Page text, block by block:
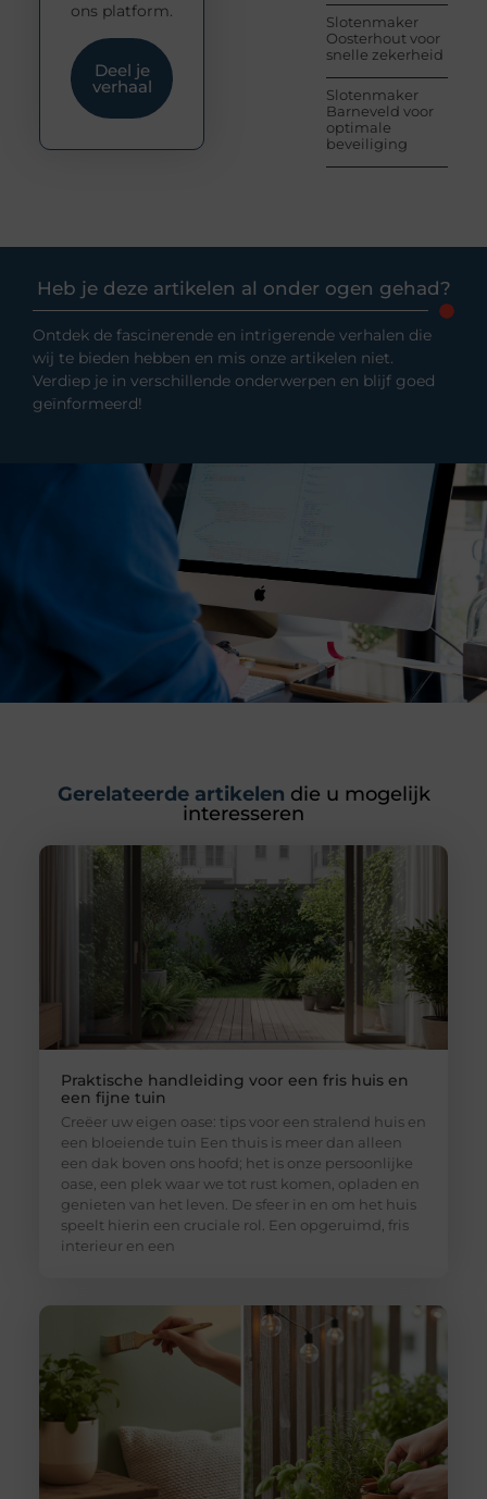
Slotenmaker
Oosterhout voor
snelle zekerheid
Slotenmaker
Barneveld voor
optimale
beveiliging
ons platform.
Deel je
verhaal
Heb je deze artikelen al onder ogen gehad?
Ontdek de fascinerende en intrigerende verhalen die
wij te bieden hebben en mis onze artikelen niet.
Verdiep je in verschillende onderwerpen en blijf goed
geïnformeerd!
Gerelateerde artikelen die u mogelijk
interesseren
Praktische handleiding voor een fris huis en
een fijne tuin
Creëer uw eigen oase: tips voor een stralend huis en
een bloeiende tuin Een thuis is meer dan alleen
een dak boven ons hoofd; het is onze persoonlijke
oase, een plek waar we tot rust komen, opladen en
genieten van het leven. De sfeer in en om het huis
speelt hierin een cruciale rol. Een opgeruimd, fris
interieur en een